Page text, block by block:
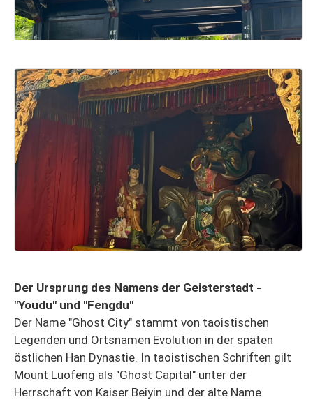
Der Ursprung des Namens der Geisterstadt -
"Youdu" und "Fengdu"
Der Name "Ghost City" stammt von taoistischen
Legenden und Ortsnamen Evolution in der späten
östlichen Han Dynastie. In taoistischen Schriften gilt
Mount Luofeng als "Ghost Capital" unter der
Herrschaft von Kaiser Beiyin und der alte Name